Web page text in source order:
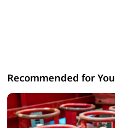
Recommended for You